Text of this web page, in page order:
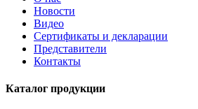
Новости
Видео
Сертификаты и декларации
Представители
Контакты
Каталог продукции